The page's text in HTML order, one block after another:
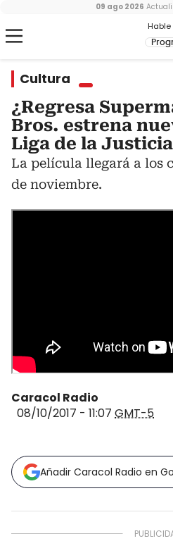
Hable
09 ago 2026
Cultura
¿Regresa
Bros. estrena
Liga de la Justicia
La película llegará a los
de noviembre.
Caracol Radio
08/10/2017 - 11:07 GMT-5
Añadir Caracol Radio en